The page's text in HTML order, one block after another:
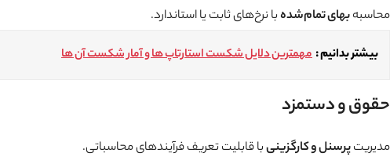
محاسبهبهای تمام‌شدهبا نرخ‌های ثابت یا استاندارد.
بیشتر بدانیم : مهمترین دلایل شکست استارتاپ ها و آمار شکست آن ها
حقوق و دستمزد
مدیریتپرسنل و کارگزینیبا قابلیت تعریف فرآیندهای محاسباتی.